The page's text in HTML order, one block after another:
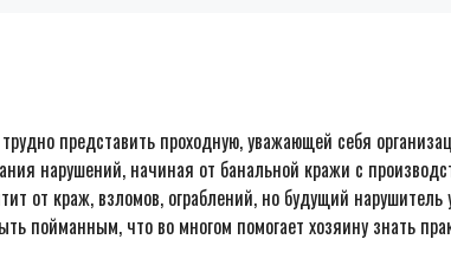
представить проходную, уважающей себя
нарушений, начиная от банальной кражи с
от краж, взломов, ограблений, но будущий нарушитель
пойманным, что во многом помогает хозяину знать